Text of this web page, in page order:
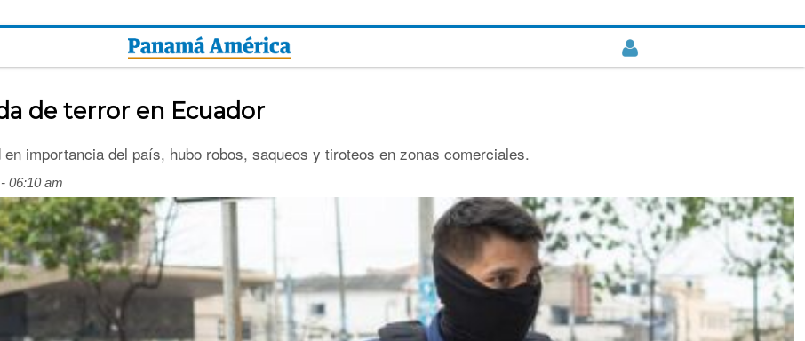
de terror en Ecuador
importancia del país, hubo robos, saqueos y tiroteos en zonas comerciales.
06:10 am